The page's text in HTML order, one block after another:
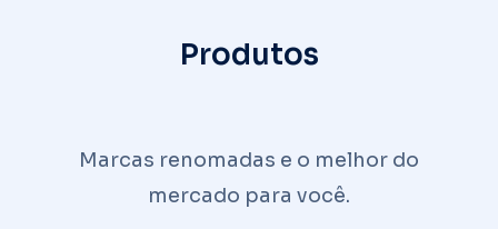
Produtos
Marcas renomadas e o melhor do
mercado para você.